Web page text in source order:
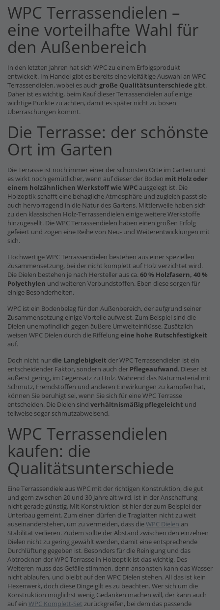
WPC Terrassendielen –
eine vorteilhafte Wahl für
den Außenbereich
In den letzten Jahren hat sich WPC zu einem Erfolgsprodukt
entwickelt. Im Handel gibt es bereits eine vielfältige Auswahl an WPC
Terrassendielen, wobei es auch große Qualitätsunterschiede gibt.
Daher ist es wichtig, beim Kauf dieser Terrassendielen auf einige
wichtige Punkte zu achten, damit es später nicht zu bösen
Überraschungen kommt.
Die Terrasse: der schönste
Ort im Garten
Die Terrasse ist noch immer einer der schönsten Orte im Garten und
es wirkt noch gemütlicher, wenn auf dieser der Boden mit Holz oder
einem holzähnlichen Werkstoff wie WPCausgelegt ist. Die
Holzoptik schafft eine behagliche Atmosphäre und zugleich passt sie
auch hervorragend in die Natur des Gartens. Mittlerweile haben sich
zu den klassischen Holz-Terrassendielen einige weitere Werkstoffe
hinzugesellt. Die WPC Terrassendielen haben einen großen Erfolg
gefeiert und zogen eine Reihe von Neu- und Weiterentwicklungen mit
sich.
Hochwertige WPC Terrassendielen bestehen aus einer speziellen
Zusammensetzung, bei der nicht komplett auf Holz verzichtet wird.
Die Dielen bestehen je nach Hersteller aus ca. 60 % Holzfasern, 40 %
Polyethylen und weiteren Verbundstoffen. Eben diese sorgen für
einige Besonderheiten.
WPC ist ein Bodenbelag für den Außenbereich, der aufgrund seiner
Zusammensetzung einige Vorteile aufweist. Zum Beispiel sind die
Dielen unempfindlich gegen äußere Umwelteinflüsse. Zusätzlich
weisen WPC Dielen durch die Riffelungeine hohe Rutschfestigkeit
auf.
Doch nicht nurdie Langlebigkeit der WPC Terrassendielen ist ein
entscheidender Faktor, sondern auch der Pflegeaufwand. Dieser ist
äußerst gering, im Gegensatz zu Holz. Während das Naturmaterial mit
Schmutz, Fremdstoffen und anderen Einwirkungen zu kämpfen hat,
können Sie beruhigt sei, wenn Sie sich für eine WPC Terrasse
entscheiden. Die Dielen sind verhältnismäßig pflegeleicht und
teilweise sogar schmutzabweisend.
WPC Terrassendielen
kaufen: die
Qualitätsunterschiede
Eine Terrassendiele aus WPC mit der richtigen Konstruktion, die gut
und gern zwischen 20 und 30 Jahre alt wird, ist in der Anschaffung
nicht gerade günstig. Mit Konstruktion ist hier der zum Beispiel der
Unterbau gemeint. Zum einen dürfen die Traglatten nicht zu weit
auseinanderstehen, um zu vermeiden, dass dieWPC Dielen an
Stabilität verlieren. Zudem sollte der Abstand zwischen den einzelnen
Dielen nicht zu gering gewählt werden, damit eine entsprechende
Durchlüftung gegeben ist. Besonders für die Reinigung und das
Abtrocknen der WPC Terrasse in Holzoptik ist das wichtig. Des
Weiteren muss das Gefälle stimmen, denn ansonsten kann das Wasser
nicht ablaufen, und bleibt auf den WPC Dielen stehen. All das ist kein
Hexenwerk, doch diese Dinge gilt es zu beachten. Wer sich um die
Konstruktion möglichst wenig Gedanken machen will, der kann auch
auf ein WPC Komplett-Set zurückgreifen, bei dem das passende